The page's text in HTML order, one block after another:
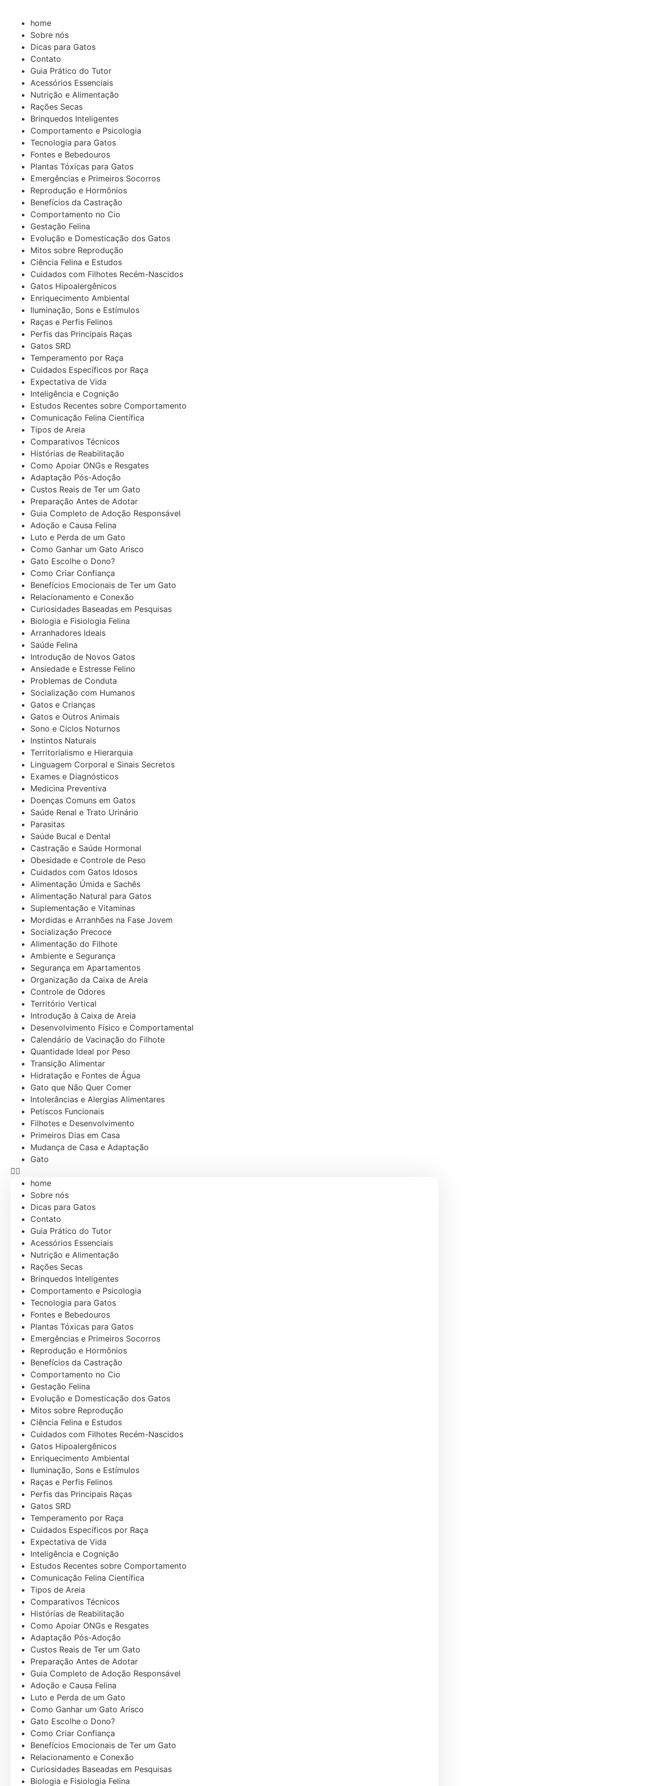
conteúdo
home
Sobre nós
Dicas para Gatos
Contato
Guia Prático do Tutor
Acessórios Essenciais
Nutrição e Alimentação
Rações Secas
Brinquedos Inteligentes
Comportamento e Psicologia
Tecnologia para Gatos
Fontes e Bebedouros
Plantas Tóxicas para Gatos
Emergências e Primeiros Socorros
Reprodução e Hormônios
Benefícios da Castração
Comportamento no Cio
Gestação Felina
Evolução e Domesticação dos Gatos
Mitos sobre Reprodução
Ciência Felina e Estudos
Cuidados com Filhotes Recém-Nascidos
Gatos Hipoalergênicos
Enriquecimento Ambiental
Iluminação, Sons e Estímulos
Raças e Perfis Felinos
Perfis das Principais Raças
Gatos SRD
Temperamento por Raça
Cuidados Específicos por Raça
Expectativa de Vida
Inteligência e Cognição
Estudos Recentes sobre Comportamento
Comunicação Felina Científica
Tipos de Areia
Comparativos Técnicos
Histórias de Reabilitação
Como Apoiar ONGs e Resgates
Adaptação Pós-Adoção
Custos Reais de Ter um Gato
Preparação Antes de Adotar
Guia Completo de Adoção Responsável
Adoção e Causa Felina
Luto e Perda de um Gato
Como Ganhar um Gato Arisco
Gato Escolhe o Dono?
Como Criar Confiança
Benefícios Emocionais de Ter um Gato
Relacionamento e Conexão
Curiosidades Baseadas em Pesquisas
Biologia e Fisiologia Felina
Arranhadores Ideais
Saúde Felina
Introdução de Novos Gatos
Ansiedade e Estresse Felino
Problemas de Conduta
Socialização com Humanos
Gatos e Crianças
Gatos e Outros Animais
Sono e Ciclos Noturnos
Instintos Naturais
Territorialismo e Hierarquia
Linguagem Corporal e Sinais Secretos
Exames e Diagnósticos
Medicina Preventiva
Doenças Comuns em Gatos
Saúde Renal e Trato Urinário
Parasitas
Saúde Bucal e Dental
Castração e Saúde Hormonal
Obesidade e Controle de Peso
Cuidados com Gatos Idosos
Alimentação Úmida e Sachês
Alimentação Natural para Gatos
Suplementação e Vitaminas
Mordidas e Arranhões na Fase Jovem
Socialização Precoce
Alimentação do Filhote
Ambiente e Segurança
Segurança em Apartamentos
Organização da Caixa de Areia
Controle de Odores
Território Vertical
Introdução à Caixa de Areia
Desenvolvimento Físico e Comportamental
Calendário de Vacinação do Filhote
Quantidade Ideal por Peso
Transição Alimentar
Hidratação e Fontes de Água
Gato que Não Quer Comer
Intolerâncias e Alergias Alimentares
Petiscos Funcionais
Filhotes e Desenvolvimento
Primeiros Dias em Casa
Mudança de Casa e Adaptação
Gato
home
Sobre nós
Dicas para Gatos
Contato
Guia Prático do Tutor
Acessórios Essenciais
Nutrição e Alimentação
Rações Secas
Brinquedos Inteligentes
Comportamento e Psicologia
Tecnologia para Gatos
Fontes e Bebedouros
Plantas Tóxicas para Gatos
Emergências e Primeiros Socorros
Reprodução e Hormônios
Benefícios da Castração
Comportamento no Cio
Gestação Felina
Evolução e Domesticação dos Gatos
Mitos sobre Reprodução
Ciência Felina e Estudos
Cuidados com Filhotes Recém-Nascidos
Gatos Hipoalergênicos
Enriquecimento Ambiental
Iluminação, Sons e Estímulos
Raças e Perfis Felinos
Perfis das Principais Raças
Gatos SRD
Temperamento por Raça
Cuidados Específicos por Raça
Expectativa de Vida
Inteligência e Cognição
Estudos Recentes sobre Comportamento
Comunicação Felina Científica
Tipos de Areia
Comparativos Técnicos
Histórias de Reabilitação
Como Apoiar ONGs e Resgates
Adaptação Pós-Adoção
Custos Reais de Ter um Gato
Preparação Antes de Adotar
Guia Completo de Adoção Responsável
Adoção e Causa Felina
Luto e Perda de um Gato
Como Ganhar um Gato Arisco
Gato Escolhe o Dono?
Como Criar Confiança
Benefícios Emocionais de Ter um Gato
Relacionamento e Conexão
Curiosidades Baseadas em Pesquisas
Biologia e Fisiologia Felina